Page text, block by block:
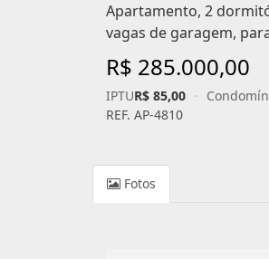
Apartamento, 2
vagas de garagem,
R$ 285.000,00
IPTUR$ 85,00 ·
REF. AP-4810
Fotos